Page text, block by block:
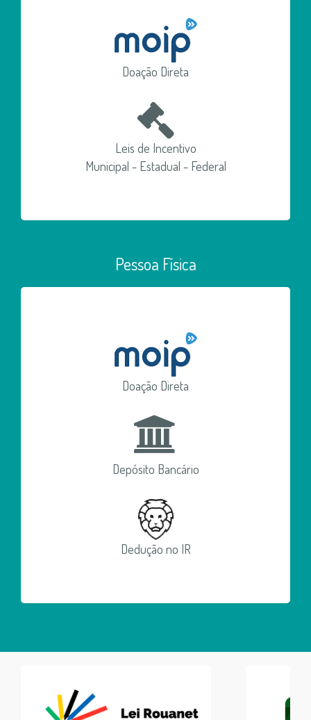
Doação Direta
Leis de Incentivo
Municipal - Estadual - Federal
Pessoa Física
Doação Direta
Depósito Bancário
Dedução no IR